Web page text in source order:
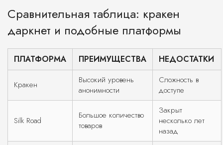
Сравнительная таблица: кракен
даркнет и подобные платформы
ПЛАТФОРМА ПРЕИМУЩЕСТВА НЕДОСТАТКИ
Кракен
Высокий уровень
анонимности
Сложность в
доступе
Silk Road
Большое количество
товаров
Закрыт
несколько лет
назад